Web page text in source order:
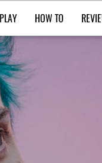
PLAY HOW TO